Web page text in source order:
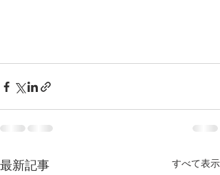
最新記事 すべて表示